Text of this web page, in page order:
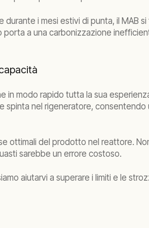
i mesi estivi di punta, il MAB
a una carbonizzazione
in modo rapido tutta la sua
spinta nel rigeneratore,
ottimali del prodotto nel reattore.
sarebbe un errore costoso.
aiutarvi a superare i limiti e le